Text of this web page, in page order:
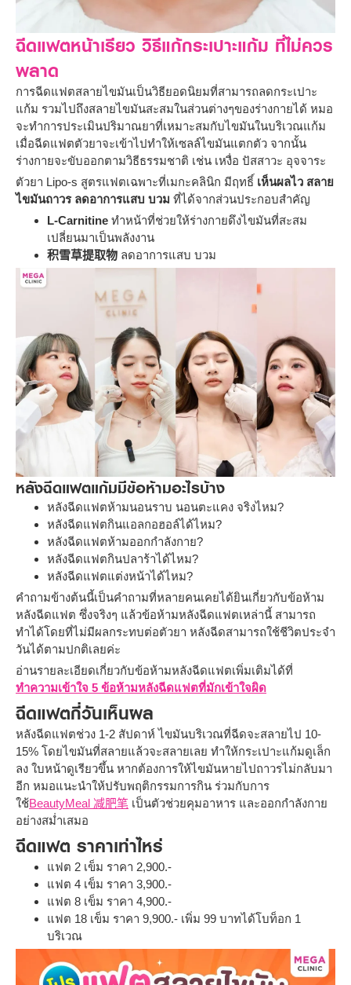
ฉีดแฟตหน้าเรียว วิธีแก้กระเปาะแก้ม ที่ไม่ควร
พลาด
การฉีดแฟตสลายไขมันเป็นวิธียอดนิยมที่สามารถลดกระเปาะ
แก้ม รวมไปถึงสลายไขมันสะสมในส่วนต่างๆของร่างกายได้ หมอ
จะทำการประเมินปริมาณยาที่เหมาะสมกับไขมันในบริเวณแก้ม
เมื่อฉีดแฟตตัวยาจะเข้าไปทำให้เซลล์ไขมันแตกตัว จากนั้น
ร่างกายจะขับออกตามวิธีธรรมชาติ เช่น เหงื่อ ปัสสาวะ อุจจาระ
ตัวยา Lipo-s สูตรแฟตเฉพาะที่เมกะคลินิก มีฤทธิ์ เห็นผลไว สลาย
ไขมันถาวร ลดอาการแสบ บวม ที่ได้จากส่วนประกอบสำคัญ
L-Carnitine ทำหน้าที่ช่วยให้ร่างกายดึงไขมันที่สะสม
เปลี่ยนมาเป็นพลังงาน
积雪草提取物 ลดอาการแสบ บวม
หลังฉีดแฟตแก้มมีข้อห้ามอะไรบ้าง
หลังฉีดแฟตห้ามนอนราบ นอนตะแคง จริงไหม?
หลังฉีดแฟตกินแอลกอฮอล์ได้ไหม?
หลังฉีดแฟตห้ามออกกำลังกาย?
หลังฉีดแฟตกินปลาร้าได้ไหม?
หลังฉีดแฟตแต่งหน้าได้ไหม?
คำถามข้างต้นนี้เป็นคำถามที่หลายคนเคยได้ยินเกี่ยวกับข้อห้าม
หลังฉีดแฟต ซึ่งจริงๆ แล้วข้อห้ามหลังฉีดแฟตเหล่านี้ สามารถ
ทำได้โดยที่ไม่มีผลกระทบต่อตัวยา หลังฉีดสามารถใช้ชีวิตประจำ
วันได้ตามปกติเลยค่ะ
อ่านรายละเอียดเกี่ยวกับข้อห้ามหลังฉีดแฟตเพิ่มเติมได้ที่
ทำความเข้าใจ 5 ข้อห้ามหลังฉีดแฟตที่มักเข้าใจผิด
ฉีดแฟตกี่วันเห็นผล
หลังฉีดแฟตช่วง 1-2 สัปดาห์ ไขมันบริเวณที่ฉีดจะสลายไป 10-
15% โดยไขมันที่สลายแล้วจะสลายเลย ทำให้กระเปาะแก้มดูเล็ก
ลง ใบหน้าดูเรียวขึ้น หากต้องการให้ไขมันหายไปถาวรไม่กลับมา
อีก หมอแนะนำให้ปรับพฤติกรรมการกิน ร่วมกับการ
ใช้BeautyMeal 减肥笔 เป็นตัวช่วยคุมอาหาร และออกกำลังกาย
อย่างสม่ำเสมอ
ฉีดแฟต ราคาเท่าไหร่
แฟต 2 เข็ม ราคา 2,900.-
แฟต 4 เข็ม ราคา 3,900.-
แฟต 8 เข็ม ราคา 4,900.-
แฟต 18 เข็ม ราคา 9,900.- เพิ่ม 99 บาทได้โบท็อก 1
บริเวณ